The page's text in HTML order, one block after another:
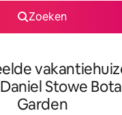
Zoeken
Stowe
Garden